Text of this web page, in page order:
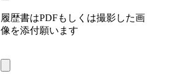
履歴書はPDFもしくは撮影した画
像を添付願います